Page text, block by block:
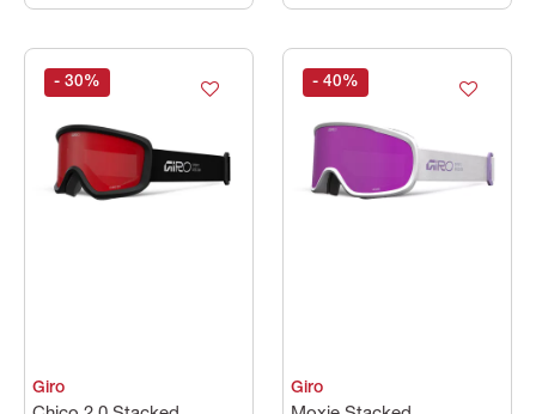
Giro
- 30%
Giro
- 40%